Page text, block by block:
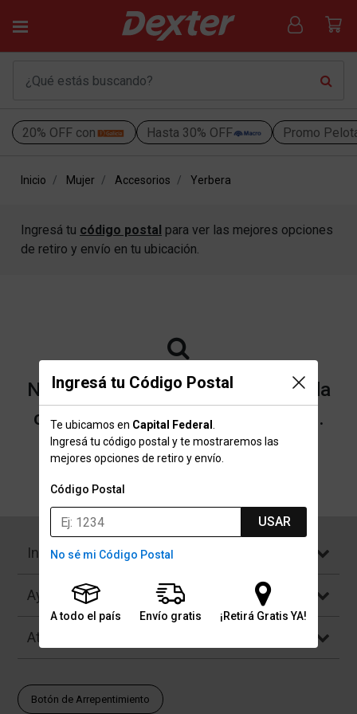
20% OFF con Hasta 30% OFF Promo
Ingresá tu Código Postal
Te ubicamos en Capital Federal
Ingresá tu código postal y te mostraremos las
mejores opciones de retiro y envío.
Código Postal
USAR
No sé mi Código Postal
A todo el país Envío gratis ¡Retirá Gratis YA!
Inicio Mujer Accesorios Yerbera
Ingresá tu código postal para ver las mejores opciones
de retiro y envío en tu ubicación.
No encontramos resultados para la
categoría "Yerbera" que buscaste.
Institucional
Ayuda
Atención al Cliente
Botón de Arrepentimiento